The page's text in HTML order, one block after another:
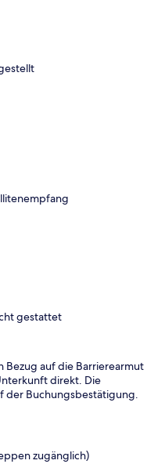
gestattet
Bezug auf die Barrierearmut
direkt. Die
der Buchungsbestätigung.
zugänglich)